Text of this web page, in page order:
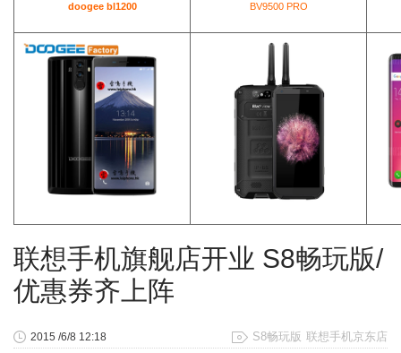
doogee bl1200 BV9500 PRO
联想手机旗舰店开业 S8畅玩版/
优惠券齐上阵
S8畅玩版 联想手机京东店
2015 /6/8 12:18